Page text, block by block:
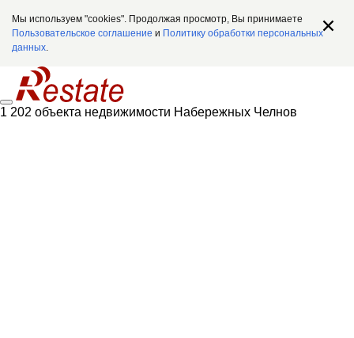
Мы используем "cookies". Продолжая просмотр, Вы принимаете
Пользовательское соглашение и Политику обработки персональных
данных.
1 202 объекта недвижимости Набережных Челнов